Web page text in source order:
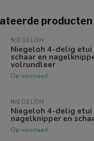
producten
NIEGELOH
Niegeloh 4-delig
schaar en
volrundleer
Op voorraad
NIEGELOH
Niegeloh 4-delig
nagelknipper en
Op voorraad